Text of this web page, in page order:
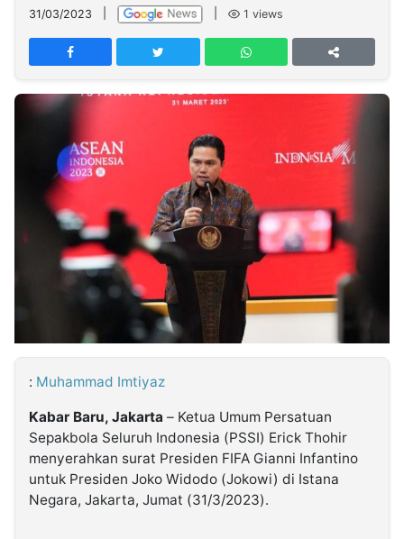
Network
PT
TREETAN
INDONESIA
Partner
Insight
Suara
Jalan
Idealita
Dinamikapost.com
Radar
Seedbacklink
Follow
Kabarbaru
31/03/2023 1 views
: Muhammad Imtiyaz
Kabar Baru, Jakarta – Ketua Umum Persatuan
Sepakbola Seluruh Indonesia (PSSI) Erick Thohir
menyerahkan surat Presiden FIFA Gianni Infantino
untuk Presiden Joko Widodo (Jokowi) di Istana
Negara, Jakarta, Jumat (31/3/2023).